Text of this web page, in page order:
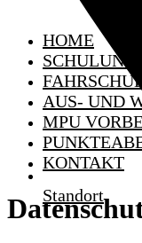
Standort
HOME
AUS- UND
MPU
KONTAKT